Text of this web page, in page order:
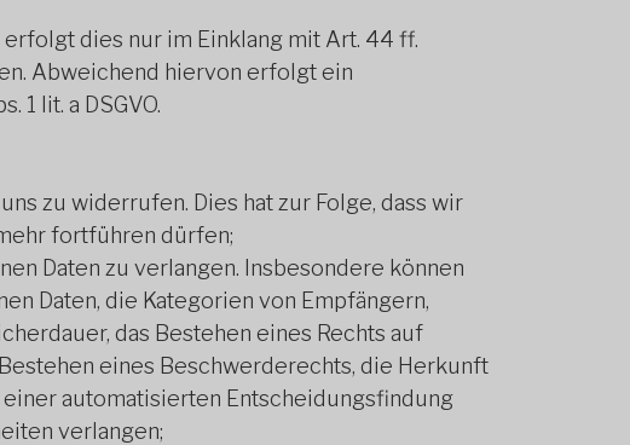
dies nur im Einklang mit Art. 44 ff.
Abweichend hiervon erfolgt ein
1 lit. a DSGVO.
zu widerrufen. Dies hat zur Folge, dass wir
fortführen dürfen;
Daten zu verlangen. Insbesondere können
Daten, die Kategorien von Empfängern,
das Bestehen eines Rechts auf
eines Beschwerderechts, die Herkunft
automatisierten Entscheidungsfindung
verlangen;